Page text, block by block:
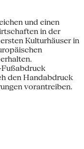
und einen
in der
Kulturhäuser in
den Handabdruck
vorantreiben.